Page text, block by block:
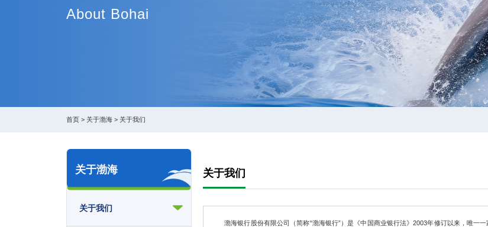
About Bohai
首页 > 关于渤海 > 关于我们
关于渤海
关于我们
关于我们
渤海银行股份有限公司（简称“渤海银行”）是《中国商业银行法》2003年修订以来，唯一